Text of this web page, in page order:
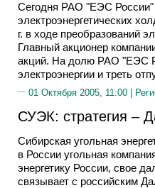
Сегодня РАО "ЕЭС России"
электроэнергетических
г. в ходе преобразований
Главный акционер
акций. На долю РАО "ЕЭС
электроэнергии и треть
01 Октября 2005, 11:00 |
СУЭК: стратегия –
Сибирская угольная
в России угольная
энергетику России, свое
связывает с российским